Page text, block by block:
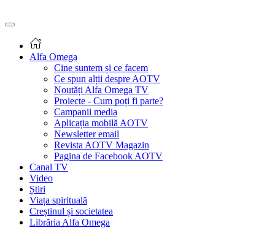
Alfa Omega
Cine suntem și ce facem
Ce spun alții despre AOTV
Noutăți Alfa Omega TV
Proiecte - Cum poți fi parte?
Campanii media
Aplicația mobilă AOTV
Newsletter email
Revista AOTV Magazin
Pagina de Facebook AOTV
Canal TV
Video
Știri
Viața spirituală
Creștinul și societatea
Librăria Alfa Omega